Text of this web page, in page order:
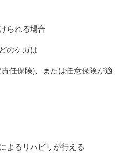
られる場合
のケガは
任保険)、または任意保険が適
よるリハビリが行える